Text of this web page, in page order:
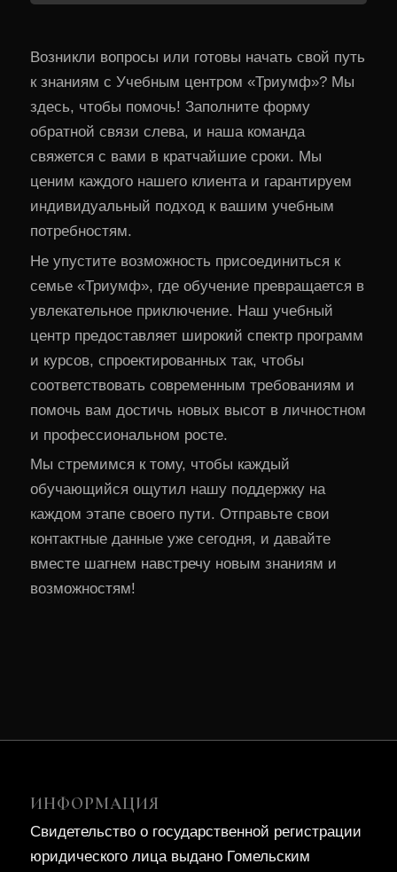
Возникли вопросы или готовы начать свой путь
к знаниям с Учебным центром «Триумф»? Мы
здесь, чтобы помочь! Заполните форму
обратной связи слева, и наша команда
свяжется с вами в кратчайшие сроки. Мы
ценим каждого нашего клиента и гарантируем
индивидуальный подход к вашим учебным
потребностям.
Не упустите возможность присоединиться к
семье «Триумф», где обучение превращается в
увлекательное приключение. Наш учебный
центр предоставляет широкий спектр программ
и курсов, спроектированных так, чтобы
соответствовать современным требованиям и
помочь вам достичь новых высот в личностном
и профессиональном росте.
Мы стремимся к тому, чтобы каждый
обучающийся ощутил нашу поддержку на
каждом этапе своего пути. Отправьте свои
контактные данные уже сегодня, и давайте
вместе шагнем навстречу новым знаниям и
возможностям!
ИНФОРМАЦИЯ
Свидетельство о государственной регистрации
юридического лица выдано Гомельским